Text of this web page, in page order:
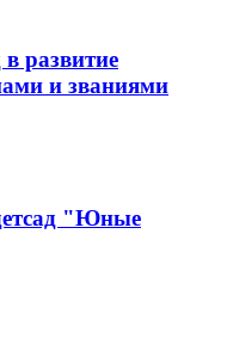
развитие
и званиями
"Юные